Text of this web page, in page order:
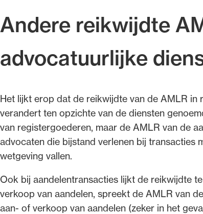
Andere reikwijdte
advocatuurlijke
Het lijkt erop dat de reikwijdte van de AMLR
verandert ten opzichte van de diensten
van registergoederen, maar de AMLR van de
advocaten die bijstand verlenen bij transacties
wetgeving vallen.
Ook bij aandelentransacties lijkt de reikwijdte
verkoop van aandelen, spreekt de AMLR van
aan- of verkoop van aandelen (zeker in het